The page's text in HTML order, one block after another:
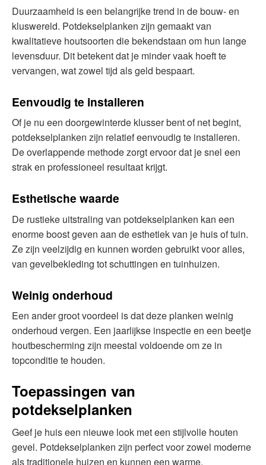
Duurzaamheid is een belangrijke trend in de bouw- en
kluswereld. Potdekselplanken zijn gemaakt van
kwalitatieve houtsoorten die bekendstaan om hun lange
levensduur. Dit betekent dat je minder vaak hoeft te
vervangen, wat zowel tijd als geld bespaart.
Eenvoudig te installeren
Of je nu een doorgewinterde klusser bent of net begint,
potdekselplanken zijn relatief eenvoudig te installeren.
De overlappende methode zorgt ervoor dat je snel een
strak en professioneel resultaat krijgt.
Esthetische waarde
De rustieke uitstraling van potdekselplanken kan een
enorme boost geven aan de esthetiek van je huis of tuin.
Ze zijn veelzijdig en kunnen worden gebruikt voor alles,
van gevelbekleding tot schuttingen en tuinhuizen.
Weinig onderhoud
Een ander groot voordeel is dat deze planken weinig
onderhoud vergen. Een jaarlijkse inspectie en een beetje
houtbescherming zijn meestal voldoende om ze in
topconditie te houden.
Toepassingen van
potdekselplanken
Geef je huis een nieuwe look met een stijlvolle houten
gevel. Potdekselplanken zijn perfect voor zowel moderne
als traditionele huizen en kunnen een warme,